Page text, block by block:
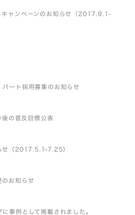
キャンペーンのお知らせ（2017.9.1-
パート採用募集のお知らせ
の普及目標公表
せ（2017.5.1-7.25）
のお知らせ
事例として掲載されました。